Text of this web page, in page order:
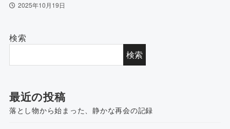
2025年10月19日
検索
検索
最近の投稿
落とし物から始まった、静かな再会の記録